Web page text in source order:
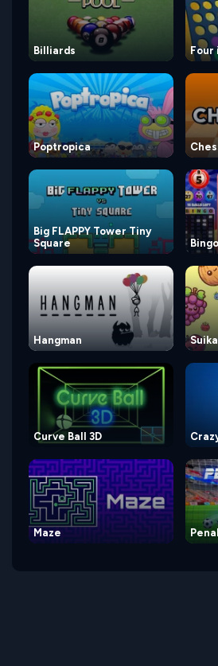
Billiards Four
Poptropica
Big FLAPPY Tower Tiny
Square
Bingo
Hangman
Curve Ball 3D
Maze